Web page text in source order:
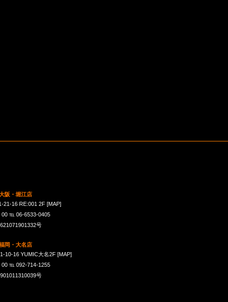
阪・堀江店
21-16 RE:001 2F [MAP]
00 ℡ 06-6533-0405
号
岡・大名店
10-16 YUMIC大名2F [MAP]
00 ℡ 092-714-1255
号